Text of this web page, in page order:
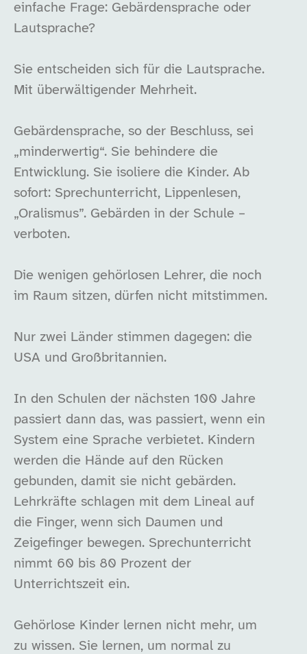
einfache Frage: Gebärdensprache oder
Lautsprache?
Sie entscheiden sich für die Lautsprache.
Mit überwältigender Mehrheit.
Gebärdensprache, so der Beschluss, sei
„minderwertig“. Sie behindere die
Entwicklung. Sie isoliere die Kinder. Ab
sofort: Sprechunterricht, Lippenlesen,
„Oralismus”. Gebärden in der Schule –
verboten.
Die wenigen gehörlosen Lehrer, die noch
im Raum sitzen, dürfen nicht mitstimmen.
Nur zwei Länder stimmen dagegen: die
USA und Großbritannien.
In den Schulen der nächsten 100 Jahre
passiert dann das, was passiert, wenn ein
System eine Sprache verbietet. Kindern
werden die Hände auf den Rücken
gebunden, damit sie nicht gebärden.
Lehrkräfte schlagen mit dem Lineal auf
die Finger, wenn sich Daumen und
Zeigefinger bewegen. Sprechunterricht
nimmt 60 bis 80 Prozent der
Unterrichtszeit ein.
Gehörlose Kinder lernen nicht mehr, um
zu wissen. Sie lernen, um normal zu